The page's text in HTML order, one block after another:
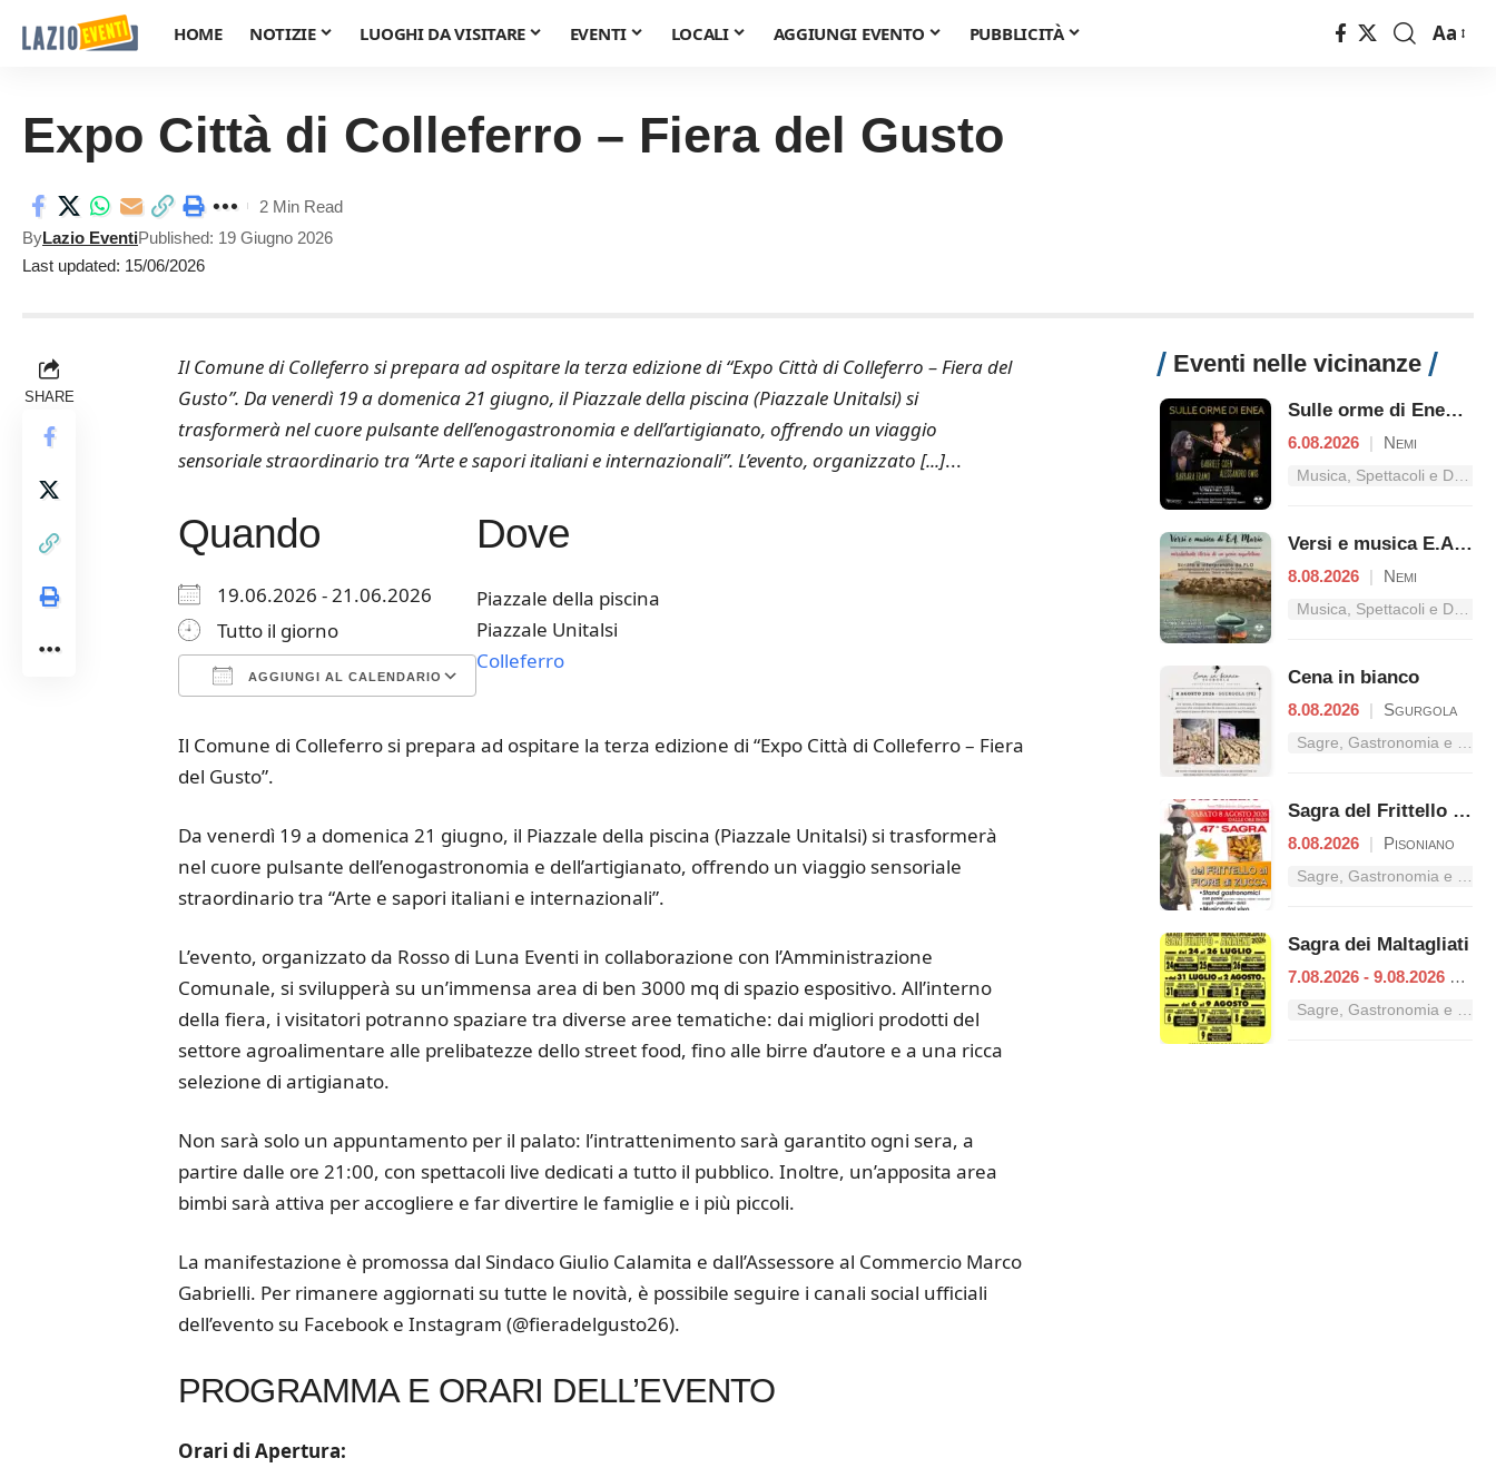
HOME NOTIZIE LUOGHI DA VISITARE EVENTI LOCALI AGGIUNGI EVENTO PUBBLICITÀ
Font
Aa
Expo Città di Colleferro – Fiera del Gusto
Last updated: 15/06/2026
ByLazio EventiPublished: 19 Giugno 2026
2 Min Read
SHARE
Il Comune di Colleferro si prepara ad ospitare la terza edizione di “Expo Città di Colleferro – Fiera del
Gusto”. Da venerdì 19 a domenica 21 giugno, il Piazzale della piscina (Piazzale Unitalsi) si
trasformerà nel cuore pulsante dell’enogastronomia e dell’artigianato, offrendo un viaggio
sensoriale straordinario tra “Arte e sapori italiani e internazionali”. L’evento, organizzato [...]...
Quando
19.06.2026 - 21.06.2026
Tutto il giorno
AGGIUNGI AL CALENDARIO
Dove
Piazzale della piscina
Piazzale Unitalsi
Colleferro
Il Comune di Colleferro si prepara ad ospitare la terza edizione di “Expo Città di Colleferro – Fiera
del Gusto”.
Da venerdì 19 a domenica 21 giugno, il Piazzale della piscina (Piazzale Unitalsi) si trasformerà
nel cuore pulsante dell’enogastronomia e dell’artigianato, offrendo un viaggio sensoriale
straordinario tra “Arte e sapori italiani e internazionali”.
L’evento, organizzato da Rosso di Luna Eventi in collaborazione con l’Amministrazione
Comunale, si svilupperà su un’immensa area di ben 3000 mq di spazio espositivo. All’interno
della fiera, i visitatori potranno spaziare tra diverse aree tematiche: dai migliori prodotti del
settore agroalimentare alle prelibatezze dello street food, fino alle birre d’autore e a una ricca
selezione di artigianato.
Non sarà solo un appuntamento per il palato: l’intrattenimento sarà garantito ogni sera, a
partire dalle ore 21:00, con spettacoli live dedicati a tutto il pubblico. Inoltre, un’apposita area
bimbi sarà attiva per accogliere e far divertire le famiglie e i più piccoli.
La manifestazione è promossa dal Sindaco Giulio Calamita e dall’Assessore al Commercio Marco
Gabrielli. Per rimanere aggiornati su tutte le novità, è possibile seguire i canali social ufficiali
dell’evento su Facebook e Instagram (@fieradelgusto26).
PROGRAMMA E ORARI DELL’EVENTO
Orari di Apertura:
Eventi nelle vicinanze
Sulle orme di Enea - Singing Routes
6.08.2026 | Nemi
Musica, Spettacoli e Danza nel Lazio
Versi e musica E.A. Mario - Mirabolante storia di un genio napoletano
8.08.2026 | Nemi
Musica, Spettacoli e Danza nel Lazio
Cena in bianco
8.08.2026 | Sgurgola
Sagre, Gastronomia e Tradizioni nel Lazio
Sagra del Frittello al Fiore di Zucca
8.08.2026 | Pisoniano
Sagre, Gastronomia e Tradizioni nel Lazio
Sagra dei Maltagliati
7.08.2026 - 9.08.2026 |
Sagre, Gastronomia e Tradizioni nel Lazio